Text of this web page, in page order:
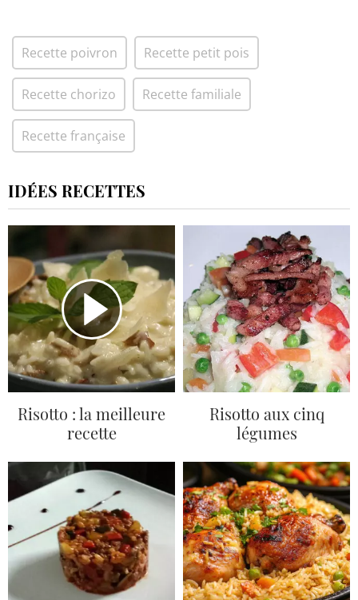
Recette poivron Recette petit pois
Recette chorizo Recette familiale
Recette française
IDÉES RECETTES
Risotto : la meilleure
recette
Risotto aux cinq
légumes